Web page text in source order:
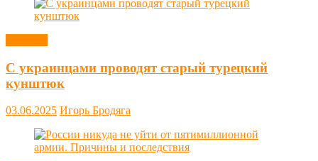
С украинцами проводят старый турецкий
кунштюк
03.06.2025 Игорь Бродяга